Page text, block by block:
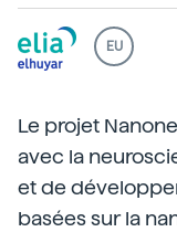
EU
Le projet
avec la
et de
basées sur la